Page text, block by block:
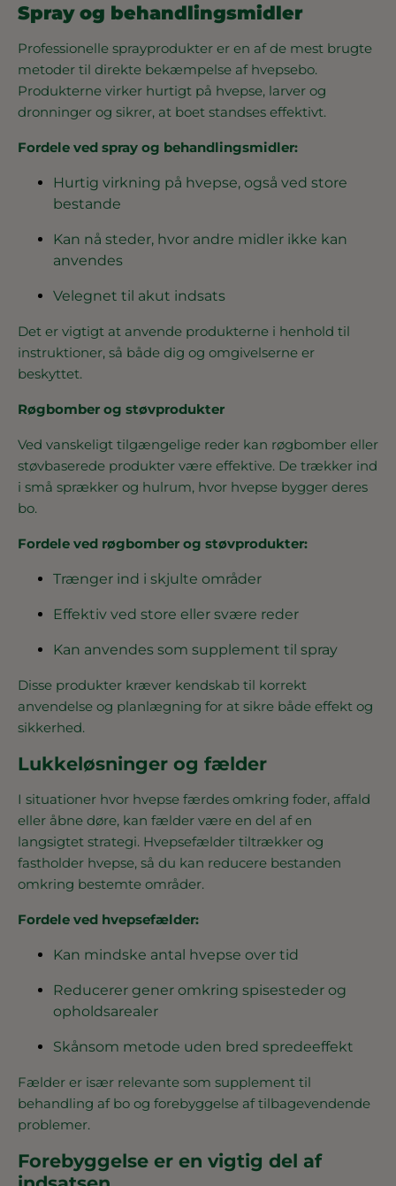
Spray og behandlingsmidler
Professionelle sprayprodukter er en af de mest brugte
metoder til direkte bekæmpelse af hvepsebo.
Produkterne virker hurtigt på hvepse, larver og
dronninger og sikrer, at boet standses effektivt.
Fordele ved spray og behandlingsmidler:
Hurtig virkning på hvepse, også ved store
bestande
Kan nå steder, hvor andre midler ikke kan
anvendes
Velegnet til akut indsats
Det er vigtigt at anvende produkterne i henhold til
instruktioner, så både dig og omgivelserne er
beskyttet.
Røgbomber og støvprodukter
Ved vanskeligt tilgængelige reder kan røgbomber eller
støvbaserede produkter være effektive. De trækker ind
i små sprækker og hulrum, hvor hvepse bygger deres
bo.
Fordele ved røgbomber og støvprodukter:
Trænger ind i skjulte områder
Effektiv ved store eller svære reder
Kan anvendes som supplement til spray
Disse produkter kræver kendskab til korrekt
anvendelse og planlægning for at sikre både effekt og
sikkerhed.
Lukkeløsninger og fælder
I situationer hvor hvepse færdes omkring foder, affald
eller åbne døre, kan fælder være en del af en
langsigtet strategi. Hvepsefælder tiltrækker og
fastholder hvepse, så du kan reducere bestanden
omkring bestemte områder.
Fordele ved hvepsefælder:
Kan mindske antal hvepse over tid
Reducerer gener omkring spisesteder og
opholdsarealer
Skånsom metode uden bred spredeeffekt
Fælder er især relevante som supplement til
behandling af bo og forebyggelse af tilbagevendende
problemer.
Forebyggelse er en vigtig del af